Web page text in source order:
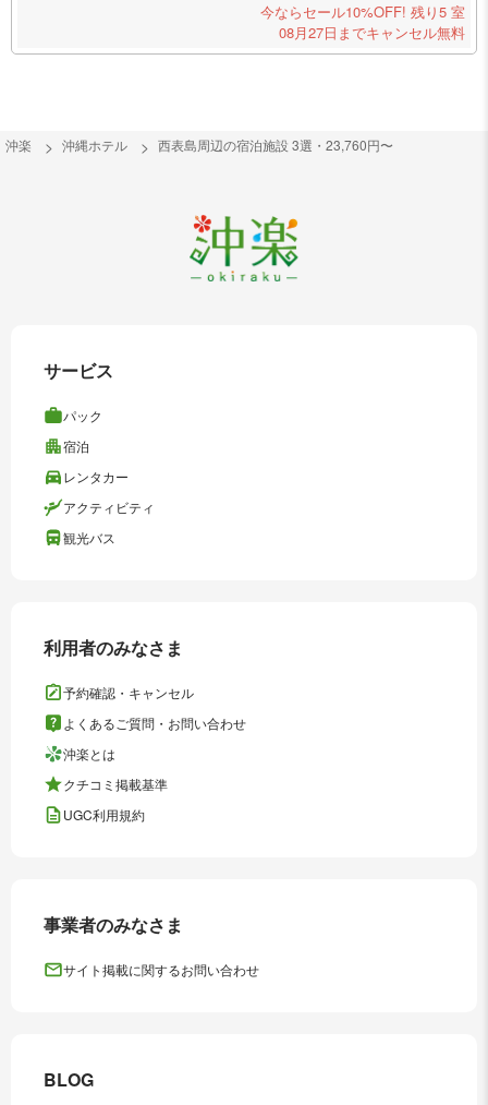
今ならセール10%OFF! 残り5 室
08月27日までキャンセル無料
沖楽 沖縄ホテル 西表島周辺の宿泊施設 3選・23,760円〜
サービス
パック
宿泊
レンタカー
アクティビティ
観光バス
利用者のみなさま
予約確認・キャンセル
よくあるご質問・お問い合わせ
沖楽とは
クチコミ掲載基準
UGC利用規約
事業者のみなさま
サイト掲載に関するお問い合わせ
BLOG